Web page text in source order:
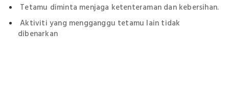
Tetamu diminta menjaga ketenteraman dan kebersihan.
Aktiviti yang mengganggu tetamu lain tidak
dibenarkan